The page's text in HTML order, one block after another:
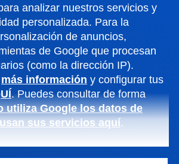
analizar nuestros servicios y
personalizada. Para la
de anuncios,
de Google que procesan
(como la dirección IP).
más información y configurar tus
. Puedes consultar de forma
utiliza Google los datos de
sus servicios aquí.